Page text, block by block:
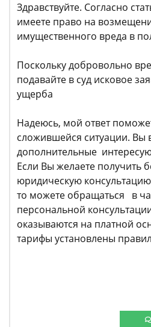
Здравствуйте. Согласно
имеете право на
имущественного вреда в
Поскольку добровольно
подавайте в суд исковое
ущерба
Надеюсь, мой ответ
сложившейся ситуации. Вы
дополнительные
Если Вы желаете получить
юридическую
то можете обращаться в
персональной
оказываются на платной
тарифы установлены